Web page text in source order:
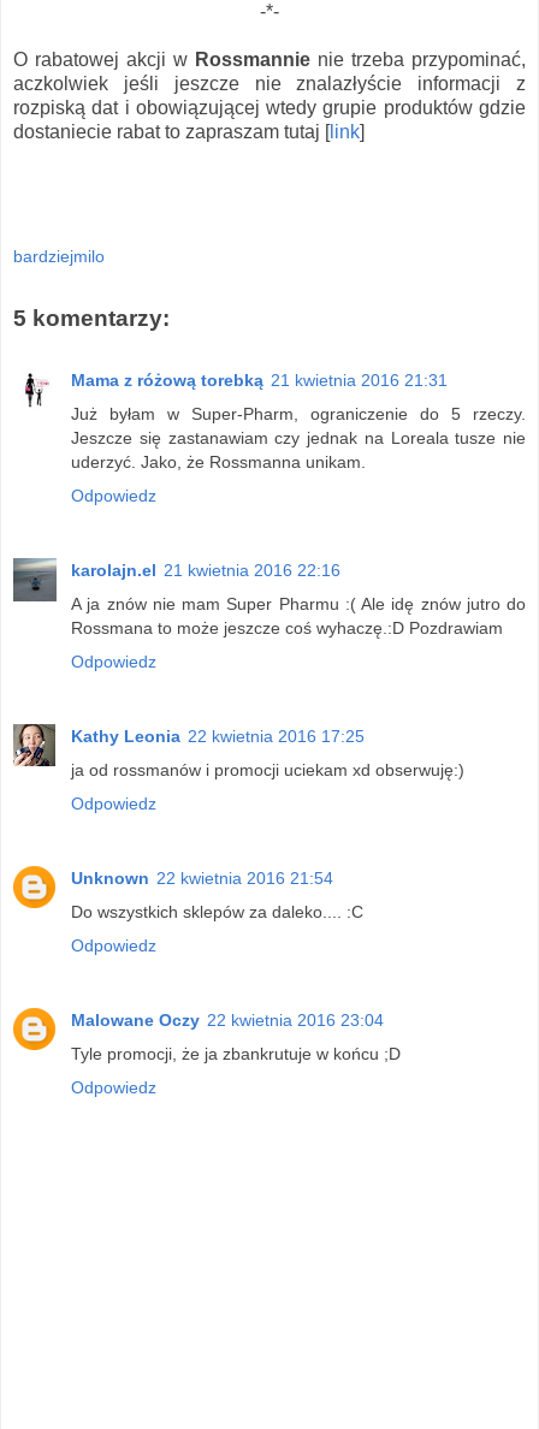
-*-
O rabatowej akcji w Rossmannie nie trzeba przypominać,
aczkolwiek jeśli jeszcze nie znalazłyście informacji z
rozpiską dat i obowiązującej wtedy grupie produktów gdzie
dostaniecie rabat to zapraszam tutaj [
link
bardziejmilo
5 komentarzy:
Mama z różową torebką 21 kwietnia 2016 21:31
Już byłam w Super-Pharm, ograniczenie do 5 rzeczy.
Jeszcze się zastanawiam czy jednak na Loreala tusze nie
uderzyć. Jako, że Rossmanna unikam.
Odpowiedz
karolajn.el 21 kwietnia 2016 22:16
A ja znów nie mam Super Pharmu :( Ale idę znów jutro do
Rossmana to może jeszcze coś wyhaczę.:D Pozdrawiam
Odpowiedz
Kathy Leonia 22 kwietnia 2016 17:25
ja od rossmanów i promocji uciekam xd obserwuję:)
Odpowiedz
Unknown 22 kwietnia 2016 21:54
Do wszystkich sklepów za daleko.... :C
Odpowiedz
Malowane Oczy 22 kwietnia 2016 23:04
Tyle promocji, że ja zbankrutuje w końcu ;D
Odpowiedz